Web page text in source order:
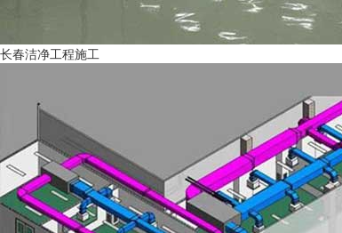
长春洁净工程施工